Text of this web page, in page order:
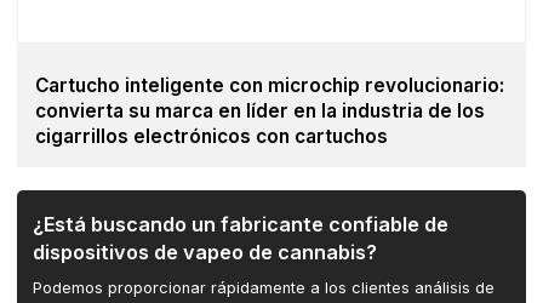
Cartucho inteligente con microchip revolucionario:
convierta su marca en líder en la industria de los
cigarrillos electrónicos con cartuchos
¿Está buscando un fabricante confiable de
dispositivos de vapeo de cannabis?
Podemos proporcionar rápidamente a los clientes análisis de